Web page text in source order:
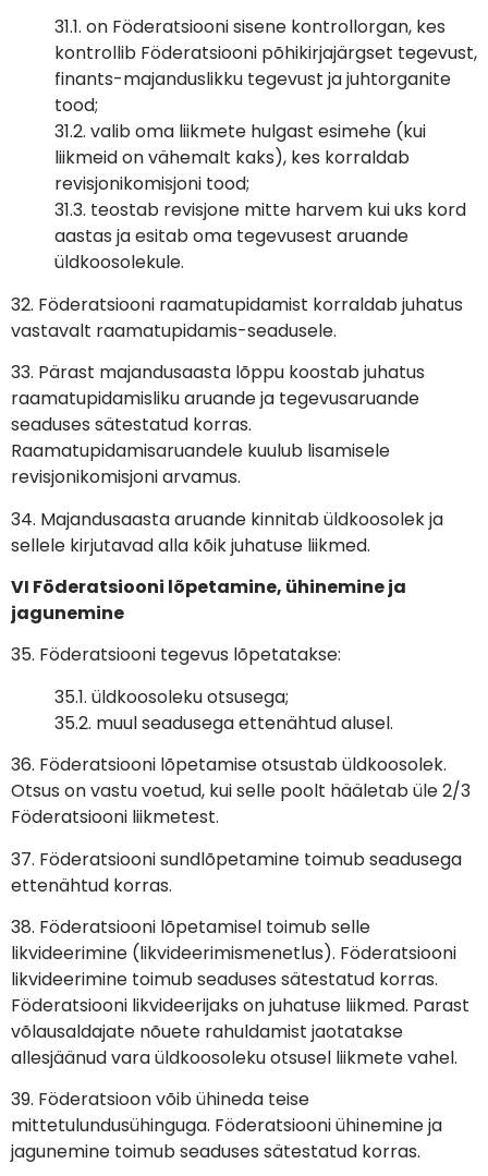
31.1. on Föderatsiooni sisene kontrollorgan, kes
kontrollib Föderatsiooni põhikirjajärgset tegevust,
finants-majanduslikku tegevust ja juhtorganite
tood;
31.2. valib oma liikmete hulgast esimehe (kui
liikmeid on vähemalt kaks), kes korraldab
revisjonikomisjoni tood;
31.3. teostab revisjone mitte harvem kui uks kord
aastas ja esitab oma tegevusest aruande
üldkoosolekule.
32. Föderatsiooni raamatupidamist korraldab juhatus
vastavalt raamatupidamis-seadusele.
33. Pärast majandusaasta lõppu koostab juhatus
raamatupidamisliku aruande ja tegevusaruande
seaduses sätestatud korras.
Raamatupidamisaruandele kuulub lisamisele
revisjonikomisjoni arvamus.
34. Majandusaasta aruande kinnitab üldkoosolek ja
sellele kirjutavad alla kõik juhatuse liikmed.
VI Föderatsiooni lõpetamine, ühinemine ja
jagunemine
35. Föderatsiooni tegevus lõpetatakse:
35.1. üldkoosoleku otsusega;
35.2. muul seadusega ettenähtud alusel.
36. Föderatsiooni lõpetamise otsustab üldkoosolek.
Otsus on vastu voetud, kui selle poolt hääletab üle 2/3
Föderatsiooni liikmetest.
37. Föderatsiooni sundlõpetamine toimub seadusega
ettenähtud korras.
38. Föderatsiooni lõpetamisel toimub selle
likvideerimine (likvideerimismenetlus). Föderatsiooni
likvideerimine toimub seaduses sätestatud korras.
Föderatsiooni likvideerijaks on juhatuse liikmed. Parast
võlausaldajate nõuete rahuldamist jaotatakse
allesjäänud vara üldkoosoleku otsusel liikmete vahel.
39. Föderatsioon võib ühineda teise
mittetulundusühinguga. Föderatsiooni ühinemine ja
jagunemine toimub seaduses sätestatud korras.